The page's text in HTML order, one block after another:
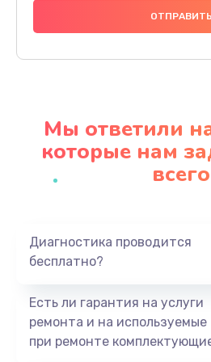
1490 руб.
Замена кнопки
Замена сканера
Заказать
Мы ответили
которые нам
всего
Диагностика проводится
бесплатно?
Есть ли гарантия на услуги
ремонта и на используемые
при ремонте